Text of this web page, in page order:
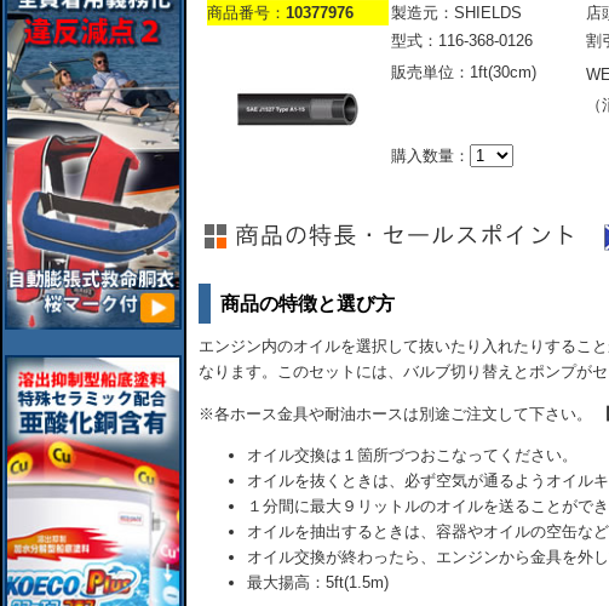
商品番号： 10377976 製造元：SHIELDS
店
型式：116-368-0126
割
販売単位：1ft(30cm)
購入数量：
商品の特徴と選び方
エンジン内のオイルを選択して抜いたり入れたりするこ
なります。このセットには、バルブ切り替えとポンプがセ
※各ホース金具や耐油ホースは別途ご注文して下さい。
オイル交換は１箇所づつおこなってください。
オイルを抜くときは、必ず空気が通るようオイル
１分間に最大９リットルのオイルを送ることができ
オイルを抽出するときは、容器やオイルの空缶など
オイル交換が終わったら、エンジンから金具を外
最大揚高：5ft(1.5m)